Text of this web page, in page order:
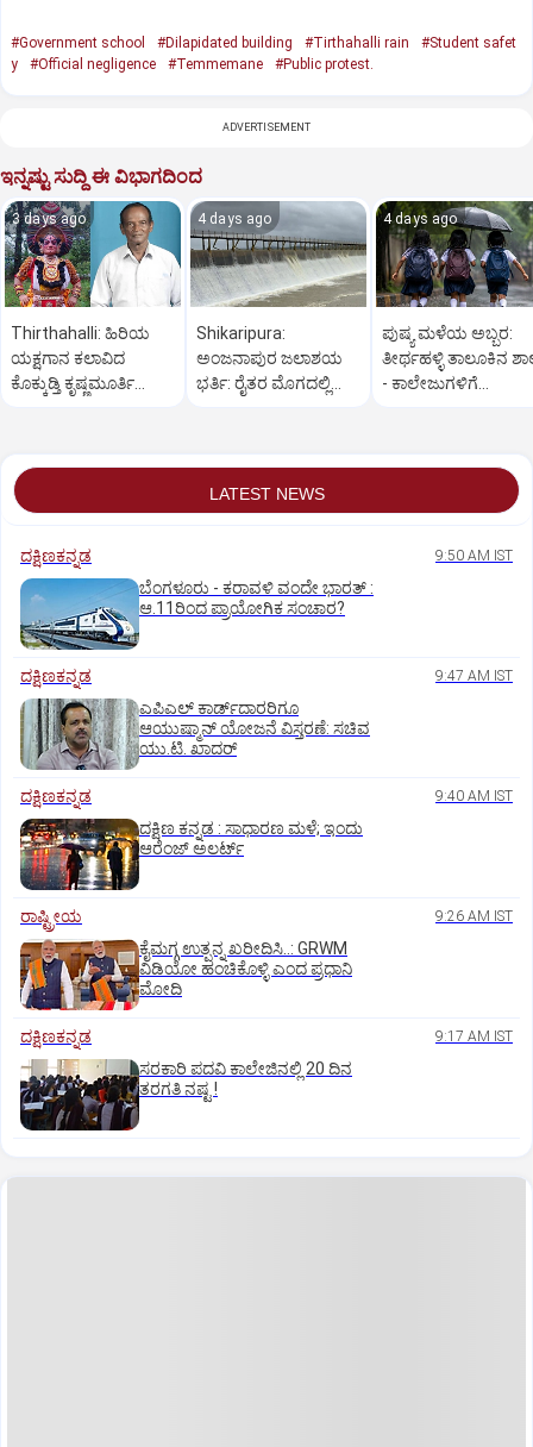
#Government school #Dilapidated building #Tirthahalli rain
#Student safet
y
#Official negligence #Temmemane #Public protest.
ADVERTISEMENT
ಇನ್ನಷ್ಟು ಸುದ್ದಿ ಈ ವಿಭಾಗದಿಂದ
3 days ago
Thirthahalli: ಹಿರಿಯ
ಯಕ್ಷಗಾನ ಕಲಾವಿದ
ಕೊಕ್ಕುಡ್ತಿ ಕೃಷ್ಣಮೂರ್ತಿ
4 days ago
Shikaripura:
ಅಂಜನಾಪುರ ಜಲಾಶಯ
ಭರ್ತಿ: ರೈತರ ಮೊಗದಲ್ಲಿ
4 days ago
ಪುಷ್ಯ ಮಳೆಯ ಅಬ್ಬರ:
ತೀರ್ಥಹಳ್ಳಿ ತಾಲೂಕಿನ
- ಕಾಲೇಜುಗಳಿಗೆ
LATEST NEWS
ದಕ್ಷಿಣಕನ್ನಡ 9:50 AM IST
ಬೆಂಗಳೂರು - ಕರಾವಳಿ ವಂದೇ ಭಾರತ್‌ :
ಆ.11ರಿಂದ ಪ್ರಾಯೋಗಿಕ ಸಂಚಾರ?
ದಕ್ಷಿಣಕನ್ನಡ 9:47 AM IST
ಎಪಿಎಲ್‌ ಕಾರ್ಡ್‌ದಾರರಿಗೂ
ಆಯುಷ್ಮಾನ್‌ ಯೋಜನೆ ವಿಸ್ತರಣೆ: ಸಚಿವ
ಯು.ಟಿ. ಖಾದರ್
ದಕ್ಷಿಣಕನ್ನಡ 9:40 AM IST
ದಕ್ಷಿಣ ಕನ್ನಡ : ಸಾಧಾರಣ ಮಳೆ; ಇಂದು
ಆರೆಂಜ್‌ ಅಲರ್ಟ್
ರಾಷ್ಟ್ರೀಯ 9:26 AM IST
ಕೈಮಗ್ಗ ಉತ್ಪನ್ನ ಖರೀದಿಸಿ..: GRWM
ವಿಡಿಯೋ ಹಂಚಿಕೊಳ್ಳಿ ಎಂದ ಪ್ರಧಾನಿ
ಮೋದಿ
ದಕ್ಷಿಣಕನ್ನಡ 9:17 AM IST
ಸರಕಾರಿ ಪದವಿ ಕಾಲೇಜಿನಲ್ಲಿ 20 ದಿನ
ತರಗತಿ ನಷ್ಟ !